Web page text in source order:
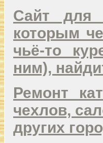
Сайт для
которым
чьё-то
ним),
Ремонт
чехлов,
других